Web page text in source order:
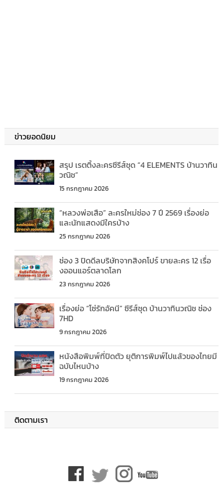
ข่าวยอดนิยม
สรุป เรตติ้งละครซีรีส์ชุด “4 ELEMENTS บ้านวาทิน
วณิช”
15 กรกฎาคม 2026
“หลวงพ่อเสือ” ละครใหม่ช่อง 7 ปี 2569 เรื่องย่อ
และนักแสดงมีใครบ้าง
25 กรกฎาคม 2026
ช่อง 3 ปิดดีลบริษัทจากสิงคโปร์ ขายละคร 12 เรื่อ
งออนแอร์ตลาดโลก
23 กรกฎาคม 2026
เรื่องย่อ “โซ่รักอัคนี” ซีรีส์ชุด บ้านวาทินวณิช ช่อง
7HD
9 กรกฎาคม 2026
หนังสือพิมพ์ที่ปิดตัว ยุติการพิมพ์ไปแล้วของไทยมี
ฉบับไหนบ้าง
19 กรกฎาคม 2026
ติดตามเรา